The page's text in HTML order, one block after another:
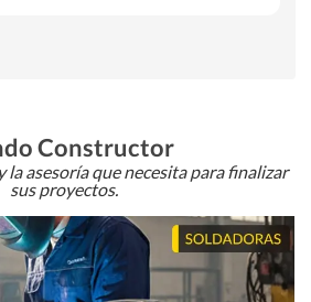
Constructor
la asesoría que necesita para finalizar
sus proyectos.